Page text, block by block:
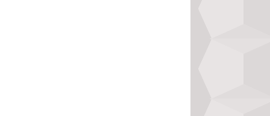
xác và chi tiết
thử một lần